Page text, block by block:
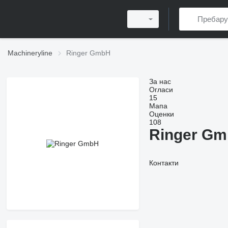
Machineryline Ringer GmbH
За нас
Огласи
15
Мапа
Оценки
108
Ringer
Контакти